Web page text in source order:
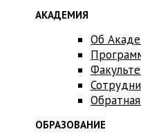
АКАДЕМИЯ
Об
ОБРАЗОВАНИЕ